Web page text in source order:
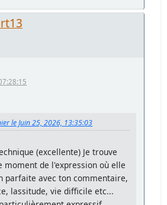
le Juin 25, 2026, 13:35:03
(excellente) Je trouve
moment de l'expression où elle
parfaite avec ton commentaire,
lassitude, vie difficile etc...